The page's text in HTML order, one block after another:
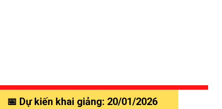
📅 Dự kiến khai giảng: 20/01/2026